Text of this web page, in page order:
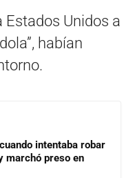
Estados Unidos a
habían
intentaba robar
marchó preso en